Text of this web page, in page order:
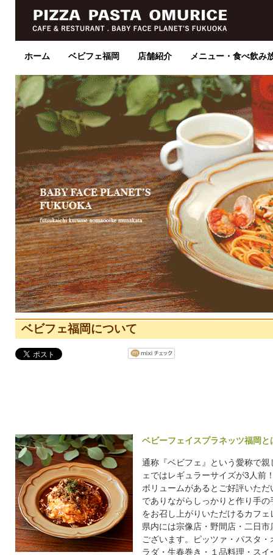
ホーム ベビフェ福岡 店舗紹介 メニュー・食べ飲み
ベビフェ福岡について
ベビーフェイスプラネッツ福岡と
通称『ベビフェ』という愛称で
ェではレギュラーサイズが3人前
ボリュームがあるとご好評いた
でありながらしっかりと作り手
をお召し上がりいただけるカフ
県内には宗像店・野間店・二日
ございます。ピッツァ・パスタ
ラダ・生春巻き・１品料理・ス